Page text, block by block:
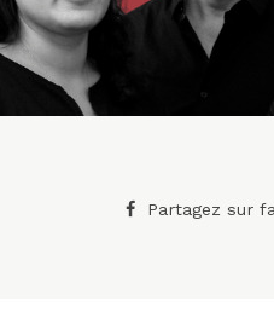
Partagez sur